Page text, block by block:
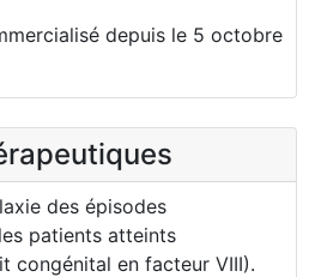
depuis le 5 octobre
des épisodes
patients atteints
congénital en facteur VIII).